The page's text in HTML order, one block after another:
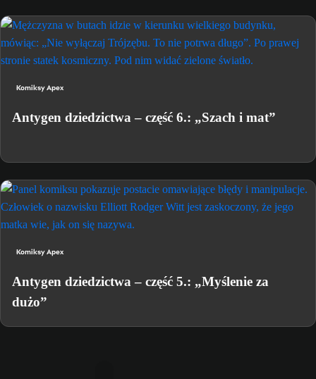
Komiksy Apex
Antygen dziedzictwa – część 6.: „Szach i mat”
Komiksy Apex
Antygen dziedzictwa – część 5.: „Myślenie za
dużo”